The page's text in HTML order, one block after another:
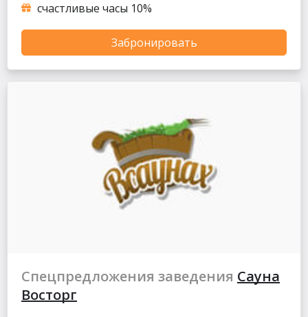
счастливые часы 10%
Забронировать
Спецпредложения заведения Сауна
Восторг